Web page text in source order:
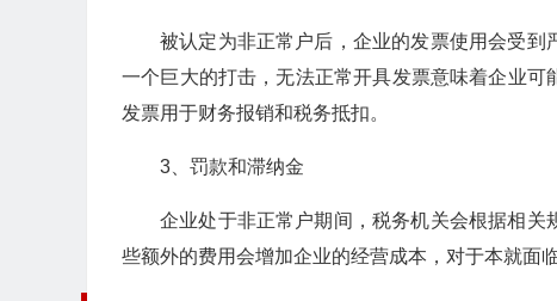
被认定为非正常户后，企业的发票使用会受
一个巨大的打击，无法正常开具发票意味着企业
发票用于财务报销和税务抵扣。
3、罚款和滞纳金
企业处于非正常户期间，税务机关会根据相
些额外的费用会增加企业的经营成本，对于本就面